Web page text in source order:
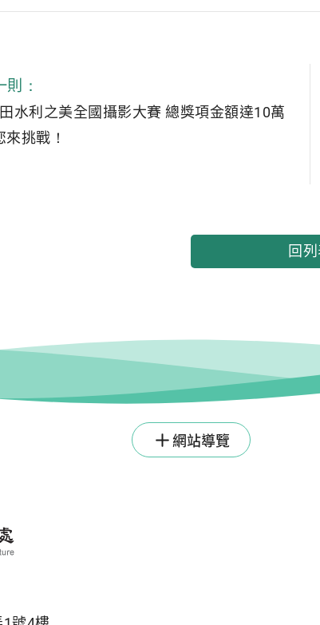
則：
水利之美全國攝影大賽 總獎項金額達10萬
挑戰！
回
網站導覽